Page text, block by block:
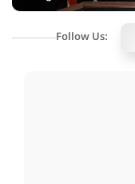
Follow Us: